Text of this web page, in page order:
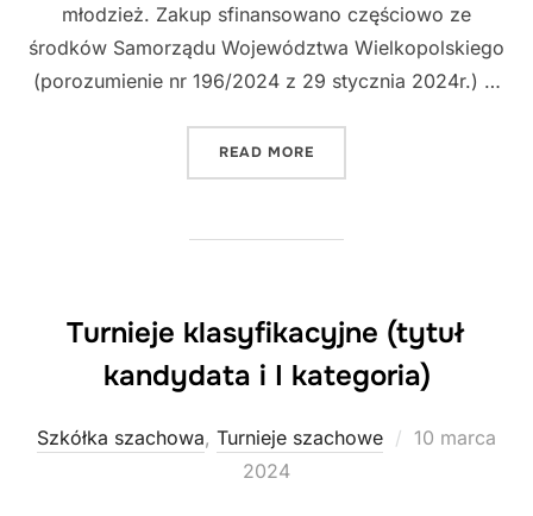
młodzież. Zakup sfinansowano częściowo ze
środków Samorządu Województwa Wielkopolskiego
(porozumienie nr 196/2024 z 29 stycznia 2024r.) …
READ MORE
Turnieje klasyfikacyjne (tytuł
kandydata i I kategoria)
Szkółka szachowa, Turnieje szachowe
Posted
10 marca
2024